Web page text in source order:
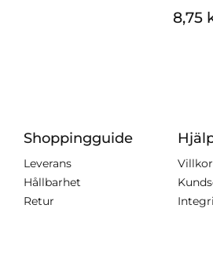
8,75
Shoppingguide
Leverans
Hållbarhet
Retur
Villkor